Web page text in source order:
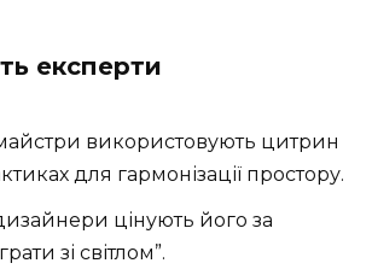
експерти
використовують цитрин
для гармонізації простору.
цінують його за
зі світлом”.